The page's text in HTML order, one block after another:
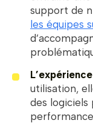
support de
les équipes
utilisation,
des logiciels